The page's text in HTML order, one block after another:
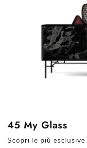
45 My Glass
Scopri le più